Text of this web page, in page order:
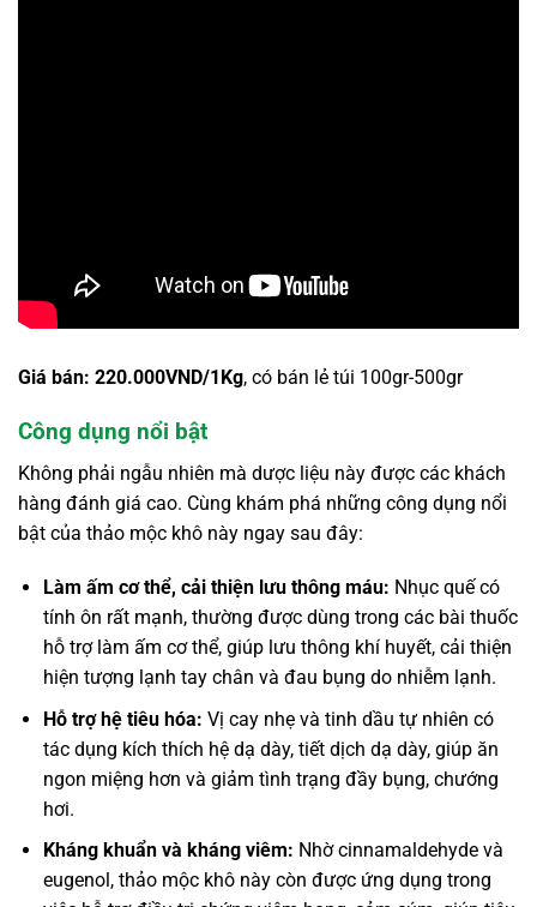
Giá bán: 220.000VND/1Kg, có bán lẻ túi 100gr-500gr
Công dụng nổi bật
Không phải ngẫu nhiên mà dược liệu này được các khách
hàng đánh giá cao. Cùng khám phá những công dụng nổi
bật của thảo mộc khô này ngay sau đây:
Làm ấm cơ thể, cải thiện lưu thông máu: Nhục quế có
tính ôn rất mạnh, thường được dùng trong các bài thuốc
hỗ trợ làm ấm cơ thể, giúp lưu thông khí huyết, cải thiện
hiện tượng lạnh tay chân và đau bụng do nhiễm lạnh.
Hỗ trợ hệ tiêu hóa: Vị cay nhẹ và tinh dầu tự nhiên có
tác dụng kích thích hệ dạ dày, tiết dịch dạ dày, giúp ăn
ngon miệng hơn và giảm tình trạng đầy bụng, chướng
hơi.
Kháng khuẩn và kháng viêm: Nhờ cinnamaldehyde và
eugenol, thảo mộc khô này còn được ứng dụng trong